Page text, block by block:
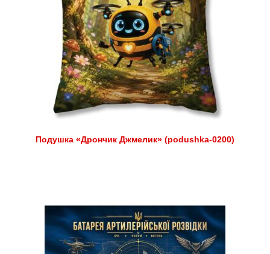
Подушка «Дрончик Джмелик» (podushka-0200)